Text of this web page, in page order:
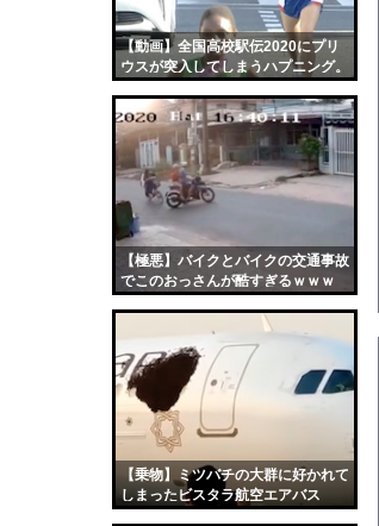
【動画】全国高校駅伝2020にプリ
ウスが突入してしまうハプニング。
【極悪】バイクとバイクの交通事故
でこのおっさんが酷すぎるｗｗｗ
【乗物】ミツバチの大群に好かれて
しまったビスタラ航空エアバス